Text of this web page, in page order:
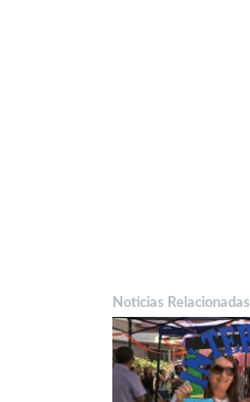
Noticias Relacionadas